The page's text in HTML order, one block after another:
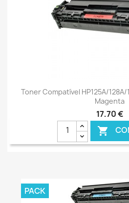
Toner Compatível HP125A/128A/
Magenta
17,70 €

PACK